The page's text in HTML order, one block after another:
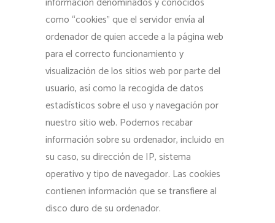
como “cookies” que el servidor envía al
ordenador de quien accede a la página web
para el correcto funcionamiento y
visualización de los sitios web por parte del
usuario, así como la recogida de datos
estadísticos sobre el uso y navegación por
nuestro sitio web. Podemos recabar
información sobre su ordenador, incluido en
su caso, su dirección de IP, sistema
operativo y tipo de navegador. Las cookies
contienen información que se transfiere al
disco duro de su ordenador.